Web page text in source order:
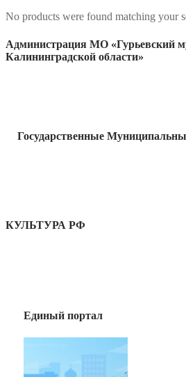
No products were found matching your
Администрация МО «Гурьевский
Калининградской области»
Государственные
КУЛЬТУРА РФ
Единый портал